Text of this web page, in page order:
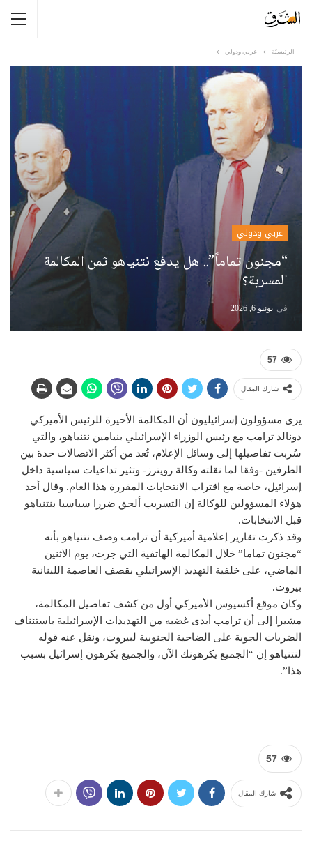
الرئيسيّة عربي ودولي
عربي ودولي
“مجنون تماماً”.. هل يدفع نتنياهو ثمن المكالمة
المسربة؟
في يونيو 6, 2026
57
شارك المقال
يرى مسؤولون إسرائيليون أن المكالمة الأخيرة للرئيس الأميركي
دونالد ترامب مع رئيس الوزراء الإسرائيلي بنيامين نتنياهو، والتي
سُربت تفاصيلها إلى وسائل الإعلام، تُعد من أكثر الاتصالات حدة بين
الطرفين -وفقا لما نقلته وكالة رويترز- وتثير تداعيات سياسية داخل
إسرائيل، خاصة مع اقتراب الانتخابات المقررة هذا العام. وقال أحد
هؤلاء المسؤولين للوكالة إن التسريب ألحق ضررا سياسيا بنتنياهو
قبل الانتخابات.
وقد ذكرت تقارير إعلامية أميركية أن ترامب وصف نتنياهو بأنه
“مجنون تماما” خلال المكالمة الهاتفية التي جرت، يوم الاثنين
الماضي، على خلفية التهديد الإسرائيلي بقصف العاصمة اللبنانية
بيروت.
وكان موقع أكسيوس الأميركي أول من كشف تفاصيل المكالمة،
مشيرا إلى أن ترامب أبدى غضبه من التهديدات الإسرائيلية باستئناف
الضربات الجوية على الضاحية الجنوبية لبيروت، ونقل عنه قوله
لنتنياهو إن “الجميع يكرهونك الآن، والجميع يكرهون إسرائيل بسبب
هذا”.
57
شارك المقال